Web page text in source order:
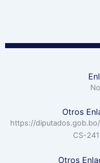
Otros
https://
CS-
Otros